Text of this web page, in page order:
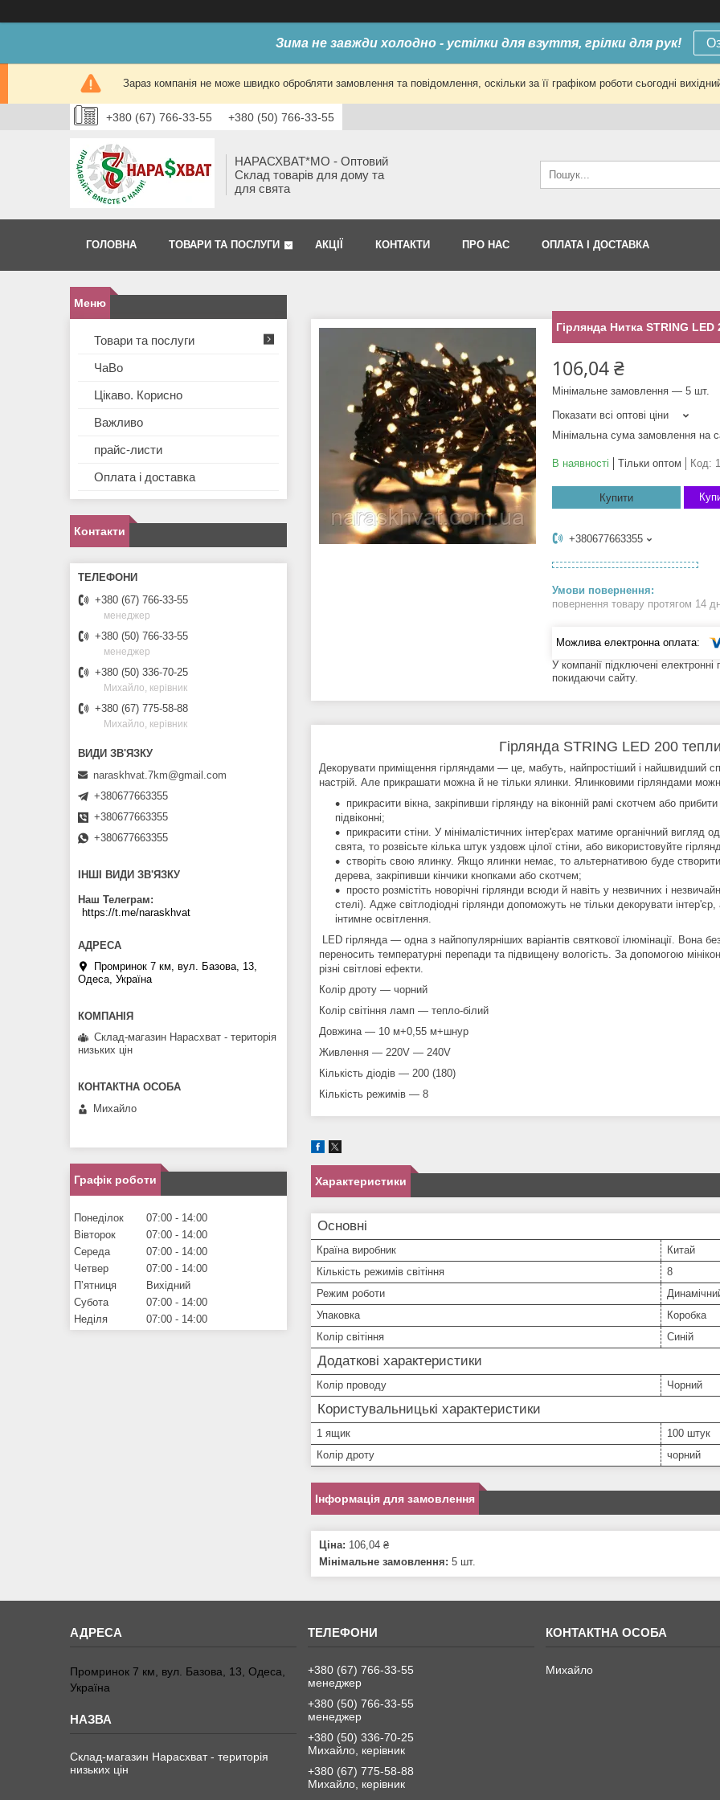
Зима не завжди холодно - устілки для взуття, грілки для рук!
Зараз компанія не може швидко обробляти замовлення та повідомлення, оскільки за її графіком роботи сьогодні
+380 (67) 766-33-55 +380 (50) 766-33-55
НАРАСХВАТ*МО - Оптовий
Склад товарів для дому та
для свята
ГОЛОВНА ТОВАРИ ТА ПОСЛУГИ АКЦІЇ КОНТАКТИ ПРО НАС ОПЛАТА І ДОСТАВКА
Гірлянда Нитка STRING
106,04 ₴
Мінімальне замовлення — 5 шт.
Показати всі оптові ціни
Мінімальна сума замовлення на
В наявності Тільки оптом Код:
Купити
+380677663355
повернення товару протягом 14
У компанії підключені
покидаючи сайту.
Гірлянда STRING LED 200
Декорувати приміщення гірляндами — це, мабуть, найпростіший і найшвидший
настрій. Але прикрашати можна й не тільки ялинки. Ялинковими гірляндами
прикрасити вікна, закріпивши гірлянду на віконній рамі скотчем або
підвіконні;
прикрасити стіни. У мінімалістичних інтер'єрах матиме органічний
свята, то розвісьте кілька штук уздовж цілої стіни, або використовуйте
створіть свою ялинку. Якщо ялинки немає, то альтернативою буде створити
дерева, закріпивши кінчики кнопками або скотчем;
просто розмістіть новорічні гірлянди всюди й навіть у незвичних і
стелі). Адже світлодіодні гірлянди допоможуть не тільки декорувати
інтимне освітлення.
LED гірлянда — одна з найпопулярніших варіантів святкової ілюмінації. Вона
переносить температурні перепади та підвищену вологість. За допомогою
різні світлові ефекти.
Колір дроту — чорний
Колір світіння ламп — тепло-білий
Довжина — 10 м+0,55 м+шнур
Живлення — 220V — 240V
Кількість діодів — 200 (180)
Кількість режимів — 8
Характеристики
Основні
Країна виробник
Китай
Кількість режимів світіння
8
Режим роботи
Упаковка
Коробка
Колір світіння
Синій
Додаткові характеристики
Колір проводу Чорний
Користувальницькі характеристики
1 ящик
100 штук
Колір дроту
чорний
Інформація для замовлення
Ціна: 106,04 ₴
Мінімальне замовлення: 5 шт.
Товари та послуги
ЧаВо
Цікаво. Корисно
Важливо
прайс-листи
Оплата і доставка
Контакти
+380 (67) 766-33-55
менеджер
+380 (50) 766-33-55
менеджер
+380 (50) 336-70-25
Михайло, керівник
+380 (67) 775-58-88
Михайло, керівник
naraskhvat.7km@gmail.com
+380677663355
+380677663355
+380677663355
ІНШІ ВИДИ ЗВ'ЯЗКУ
Наш Телеграм
https://t.me/naraskhvat
Промринок 7 км, вул. Базова, 13,
Одеса, Україна
Склад-магазин Нарасхват - територія
низьких цін
Михайло
Графік роботи
Понеділок 07:00
14:00
Вівторок
07:00
14:00
Середа
07:00
14:00
Четвер
07:00
14:00
Пʼятниця
Вихідний
Субота
07:00
14:00
Неділя
07:00 14:00
Промринок 7 км, вул. Базова, 13, Одеса,
Україна
Склад-магазин Нарасхват - територія
низьких цін
+380 (67) 766-33-55
менеджер
+380 (50) 766-33-55
менеджер
+380 (50) 336-70-25
Михайло, керівник
+380 (67) 775-58-88
Михайло, керівник
Михайло